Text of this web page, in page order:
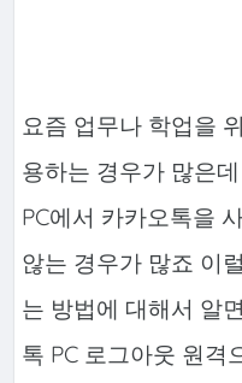
요즘 업무나 학업을
용하는 경우가 많은
PC에서 카카오톡을
않는 경우가 많죠 이
는 방법에 대해서 알
톡 PC 로그아웃 원격